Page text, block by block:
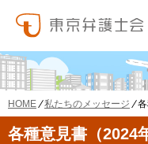
HOME 私たちのメッセージ
各種意見書（2024